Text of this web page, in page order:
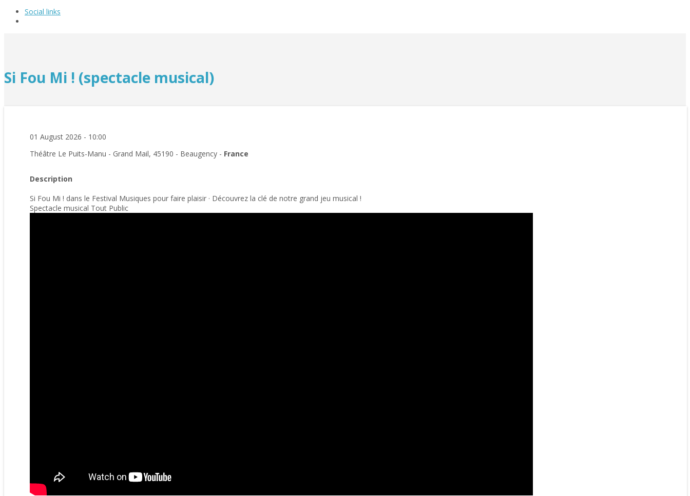
Social links
Si Fou Mi ! (spectacle musical)
01 August 2026 - 10:00
Théâtre Le Puits-Manu - Grand Mail, 45190 - Beaugency - France
Description
Si Fou Mi ! dans le Festival Musiques pour faire plaisir · Découvrez la clé de notre grand jeu musical !
Spectacle musical Tout Public